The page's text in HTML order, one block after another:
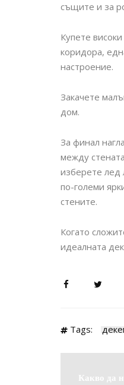
същите и за
Купете
коридора,
настроение.
Закачете
дом.
За финал
между
изберете лед
по-големи
стените.
Когато
идеалната
Tags:
Какво да